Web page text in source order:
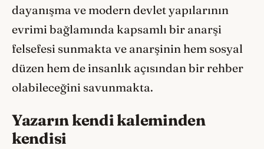
dayanışma ve modern devlet yapılarının
evrimi bağlamında kapsamlı bir anarşi
felsefesi sunmakta ve anarşinin hem sosyal
düzen hem de insanlık açısından bir rehber
olabileceğini savunmakta.
Yazarın kendi kaleminden
kendisi